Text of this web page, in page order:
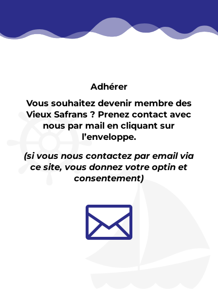
Adhérer
Vous souhaitez devenir membre des
Vieux Safrans ? Prenez contact avec
nous par mail en cliquant sur
l’enveloppe.
(si vous nous contactez par email via
ce site, vous donnez votre optin et
consentement)
